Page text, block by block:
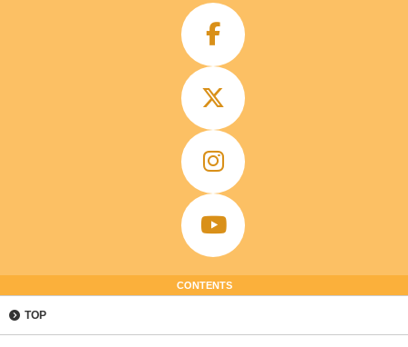
CONTENTS
TOP